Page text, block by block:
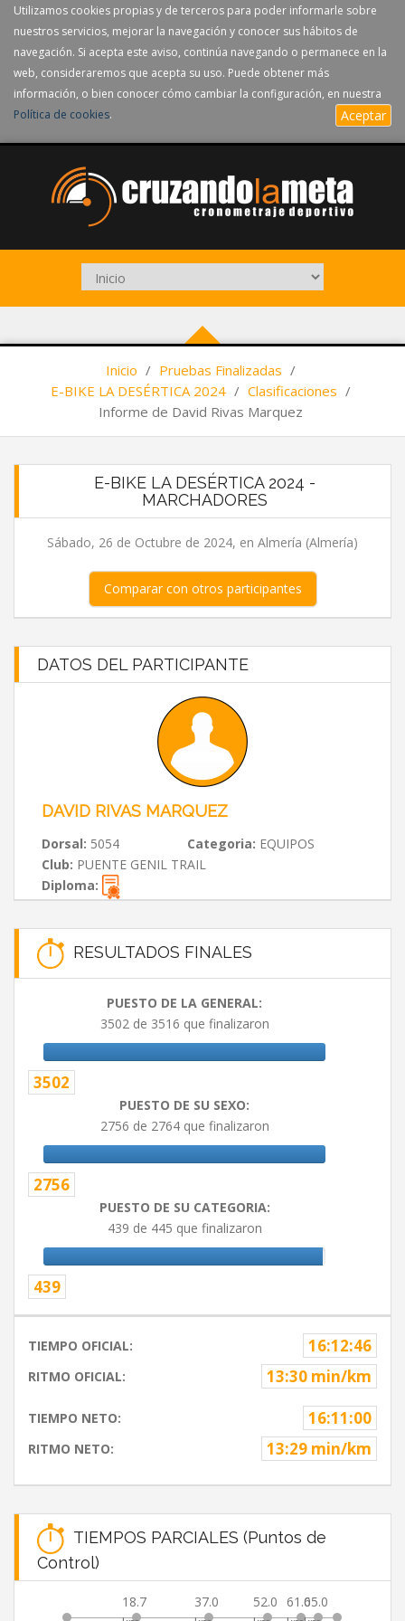
Utilizamos cookies propias y de terceros para poder informarle sobre
nuestros servicios, mejorar la navegación y conocer sus hábitos de
navegación. Si acepta este aviso, continúa navegando o permanece en la
web, consideraremos que acepta su uso. Puede obtener más
información, o bien conocer cómo cambiar la configuración, en nuestra
Política de cookies. Aceptar
Inicio / Pruebas Finalizadas /
E-BIKE LA DESÉRTICA 2024 / Clasificaciones /
Informe de David Rivas Marquez
E-BIKE LA DESÉRTICA 2024 -
MARCHADORES
Sábado, 26 de Octubre de 2024, en Almería (Almería)
Comparar con otros participantes
DATOS DEL PARTICIPANTE
DAVID RIVAS MARQUEZ
Dorsal: 5054 Categoria: EQUIPOS
Club: PUENTE GENIL TRAIL
Diploma:
RESULTADOS FINALES
PUESTO DE LA GENERAL:
3502 de 3516 que finalizaron
3502
PUESTO DE SU SEXO:
2756 de 2764 que finalizaron
2756
PUESTO DE SU CATEGORIA:
439 de 445 que finalizaron
439
TIEMPO OFICIAL: 16:12:46
RITMO OFICIAL: 13:30 min/km
TIEMPO NETO: 16:11:00
RITMO NETO: 13:29 min/km
TIEMPOS PARCIALES (Puntos de
Control)
18.7
37.0
52.0
61.065.0